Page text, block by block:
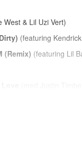
West& Lil Uzi Vert)
(featuring
(Remix) (featuring Lil